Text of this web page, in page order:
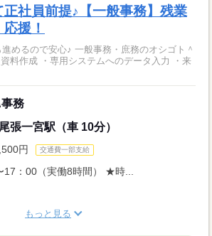
正社員前提♪【一般事務】残業
援！
めるので安心♪ 一般事務・庶務のオシゴト＾
務
張一宮駅（車 10分）
円 交通費一部支給
17：00（実働8時間） ★時...
もっと見る